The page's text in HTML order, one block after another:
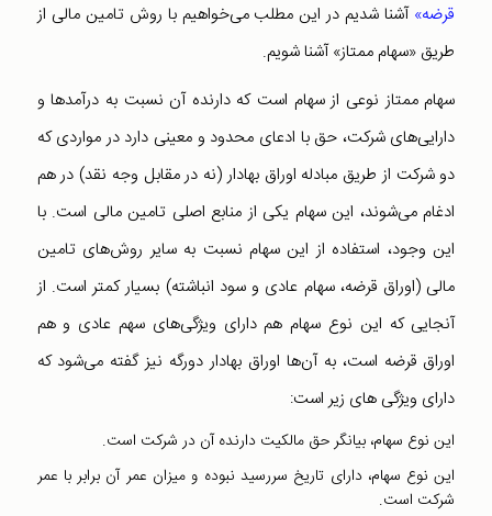
قرضه» آشنا شدیم در این مطلب می‌خواهیم با روش تامین مالی از
طریق «سهام ممتاز» آشنا شویم.
سهام ممتاز نوعی از سهام است که دارنده آن نسبت به درآمدها و
دارایی‌های شرکت، حق با ادعای محدود و معینی دارد در مواردی که
دو شرکت از طریق مبادله اوراق بهادار (نه در مقابل وجه نقد) در هم
ادغام می‌شوند، این سهام یکی از منابع اصلی تامین مالی است. با
این وجود، استفاده از این سهام نسبت به سایر روش‌های تامین
مالی (اوراق قرضه، سهام عادی و سود انباشته) بسیار کمتر است. از
آنجایی که این نوع سهام هم دارای ویژگی‌های سهم عادی و هم
اوراق قرضه است، به آن‌ها اوراق بهادار دورگه نیز گفته می‌شود که
دارای ویژگی های زیر است:
این نوع سهام، بیانگر حق مالکیت دارنده آن در شرکت است.
این نوع سهام، دارای تاریخ سررسید نبوده و میزان عمر آن برابر با عمر
شرکت است.